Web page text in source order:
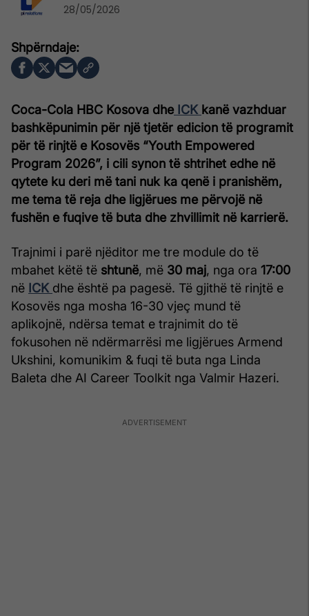
Coca-Cola HBC Kosova dhe ICK kanë vazhduar
bashkëpunimin për një tjetër edicion të programit
për të rinjtë e Kosovës “Youth Empowered
Program 2026”, i cili synon të shtrihet edhe në
qytete ku deri më tani nuk ka qenë i pranishëm,
me tema të reja dhe ligjërues me përvojë në
fushën e fuqive të buta dhe zhvillimit në karrierë.
Trajnimi i parë njëditor me tre module do të
mbahet këtë të shtunë, më 30 maj, nga ora 17:00
në ICK dhe është pa pagesë. Të gjithë të rinjtë e
Kosovës nga mosha 16-30 vjeç mund të
aplikojnë, ndërsa temat e trajnimit do të
fokusohen në ndërmarrësi me ligjërues Armend
Ukshini, komunikim & fuqi të buta nga Linda
Baleta dhe AI Career Toolkit nga Valmir Hazeri.
28/05/2026